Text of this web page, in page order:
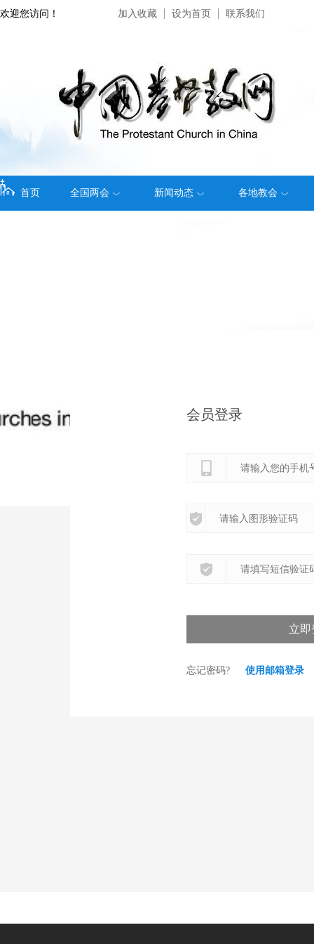
欢迎您访问！ 加入收藏 设为首页 联系我们
首页 全国两会 新闻动态 各地教会
会员登录
立即
忘记密码? 使用邮箱登录